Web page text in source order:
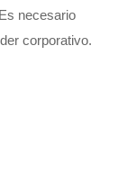
necesario
corporativo.